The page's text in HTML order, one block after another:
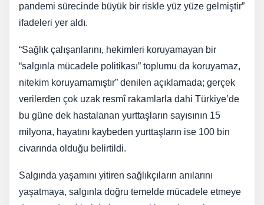
pandemi sürecinde büyük bir riskle yüz yüze gelmiştir”
ifadeleri yer aldı.
“Sağlık çalışanlarını, hekimleri koruyamayan bir
“salgınla mücadele politikası” toplumu da koruyamaz,
nitekim koruyamamıştır” denilen açıklamada; gerçek
verilerden çok uzak resmî rakamlarla dahi Türkiye’de
bu güne dek hastalanan yurttaşların sayısının 15
milyona, hayatını kaybeden yurttaşların ise 100 bin
civarında olduğu belirtildi.
Salgında yaşamını yitiren sağlıkçıların anılarını
yaşatmaya, salgınla doğru temelde mücadele etmeye